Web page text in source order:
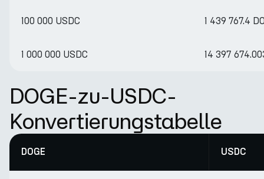
100 000 USDC 1 439 767.4
1 000 000 USDC 14 397
DOGE-zu-USDC-
Konvertierungstabelle
DOGE USDC